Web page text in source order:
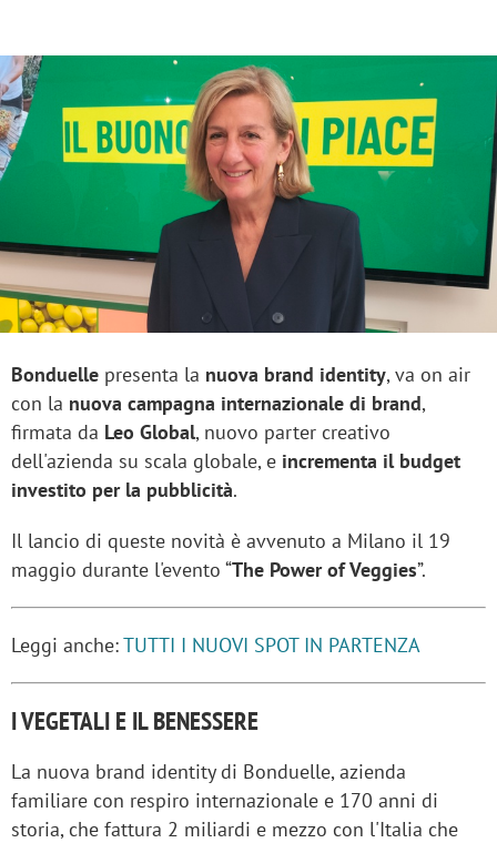
Bonduelle presenta la nuova brand identity, va on air
con la nuova campagna internazionale di brand,
firmata da Leo Global, nuovo parter creativo
dell'azienda su scala globale, e incrementa il budget
investito per la pubblicità.
Il lancio di queste novità è avvenuto a Milano il 19
maggio durante l'evento “The Power of Veggies”.
Leggi anche:TUTTI I NUOVI SPOT IN PARTENZA
I VEGETALI E IL BENESSERE
La nuova brand identity di Bonduelle, azienda
familiare con respiro internazionale e 170 anni di
storia, che fattura 2 miliardi e mezzo con l'Italia che